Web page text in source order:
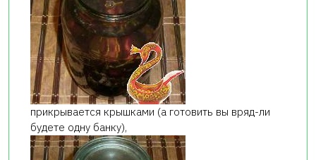
прикрывается крышками (а готовить вы вряд-ли
будете одну банку),